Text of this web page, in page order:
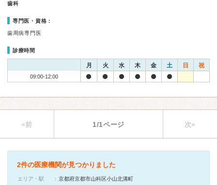
歯科
専門医・資格：
歯周病専門医
診療時間
月 火 水 木 金 土 日 祝
09:00-12:00
«前 1/1ページ 次»
2件の医療機関が見つかりました
エリア・駅
京都府京都市山科区小山北溝町